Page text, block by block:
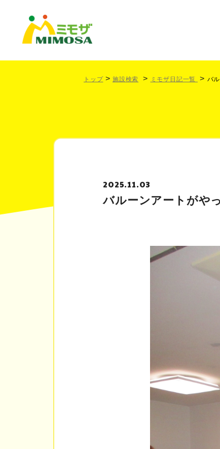
トップ 施設検索 ミモザ日記一覧 バ
2025.11.03
バルーンアートがや